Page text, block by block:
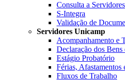
Consulta a Servidores
S-Integra
Validação de
Servidores Unicamp
Acompanhamento e
Declaração dos Bens
Estágio Probatório
Férias, Afastamentos
Fluxos de Trabalho